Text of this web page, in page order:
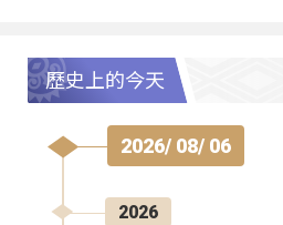
歷史上的今天
2026/ 08/ 06
2026